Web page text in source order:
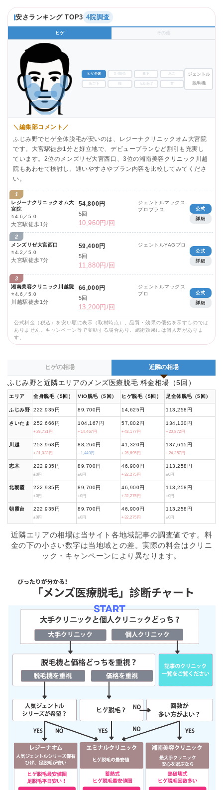
安さランキング TOP3 4院調査
ヒゲ その他
ヒゲ全体 3-4部位 鼻下 あご
あご下 もみあげ
ジェントル
脱毛機
＼編集部コメント／
ふじみ野でヒゲ全体脱毛が安いのは、レジーナクリニックオム大宮院
です。大宮駅徒歩1分と好立地で、デビュープランなど割引も充実し
ています。2位のメンズリゼ大宮西口、3位の湘南美容クリニック川越
院もあわせて検討し、通いやすさやプラン内容を比較してみてくださ
い。
1
レジーナクリニックオム大
宮院
⭐4.6／5.0
大宮駅徒歩1分
54,800円
5回
10,960円/回
ジェントルマックス
プロプラス
公式
詳細
2
メンズリゼ大宮西口
⭐4.2／5.0
大宮駅徒歩7分
59,400円
5回
11,880円/回
ジェントルYAGプロ
公式
詳細
3
湘南美容クリニック川越院
⭐4.6／5.0
川越駅徒歩1分
66,000円
5回
13,200円/回
ジェントルマックス
プロ
公式
詳細
公式料金（税込）を安い順に表示（取材時点）。品質・効果の優劣を示すものでは
ありません。キャンペーン等で変動する場合あり。施術効果には個人差がありま
す。
ヒゲの相場 近隣の相場
ふじみ野と近隣エリアのメンズ医療脱毛 料金相場（5回）
エリア 全身脱毛（5回） VIO脱毛（5回） ヒゲ脱毛（5回） 足全体脱毛（5回）
ふじみ野 222,935円 89,700円 14,625円 113,258円
さいたま 252,666円
+29,731円
104,167円
+14,467円
57,802円
+43,177円
134,130円
+20,872円
川越 253,968円
+31,033円
88,260円
−1,440円
41,320円
+26,695円
137,615円
+24,357円
志木 222,935円
±0円
89,700円
±0円
46,900円
+32,275円
113,258円
±0円
北朝霞 222,935円
±0円
89,700円
±0円
46,900円
+32,275円
113,258円
±0円
朝霞台 222,935円
±0円
89,700円
±0円
46,900円
+32,275円
113,258円
±0円
近隣エリアの相場は当サイト各地域記事の調査値です。料
金の下の小さい数字は当地域との差。実際の料金はクリニ
ック・キャンペーンにより異なります。